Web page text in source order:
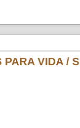
PARA VIDA /